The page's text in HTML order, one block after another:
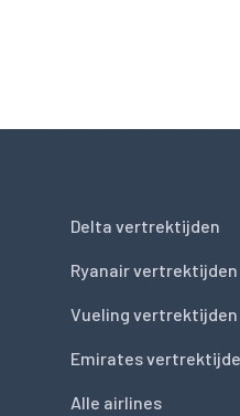
Delta vertrektijden
Ryanair vertrektijden
Vueling vertrektijden
Emirates
Alle airlines